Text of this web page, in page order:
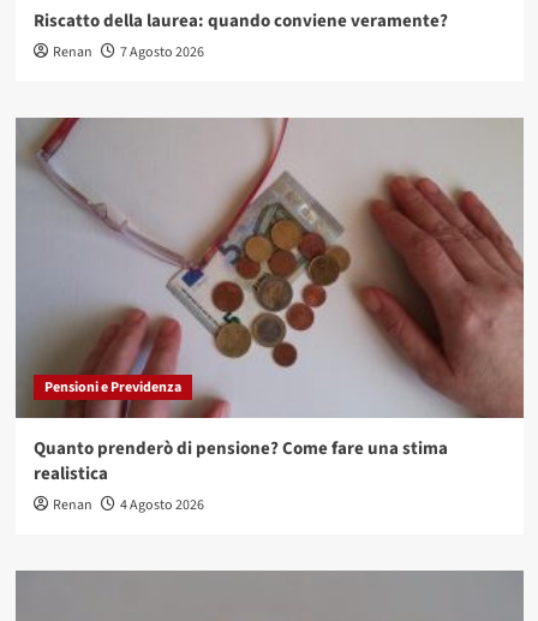
Riscatto della laurea: quando conviene veramente?
Renan 7 Agosto 2026
Pensioni e Previdenza
Quanto prenderò di pensione? Come fare una stima
realistica
Renan 4 Agosto 2026